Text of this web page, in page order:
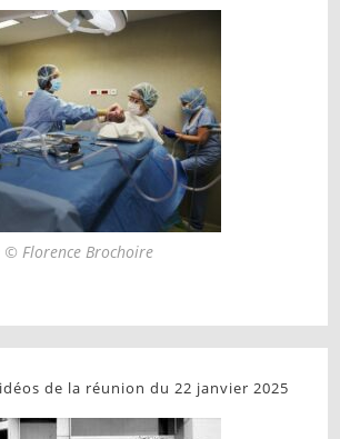
© Florence Brochoire
de la réunion du 22 janvier 2025